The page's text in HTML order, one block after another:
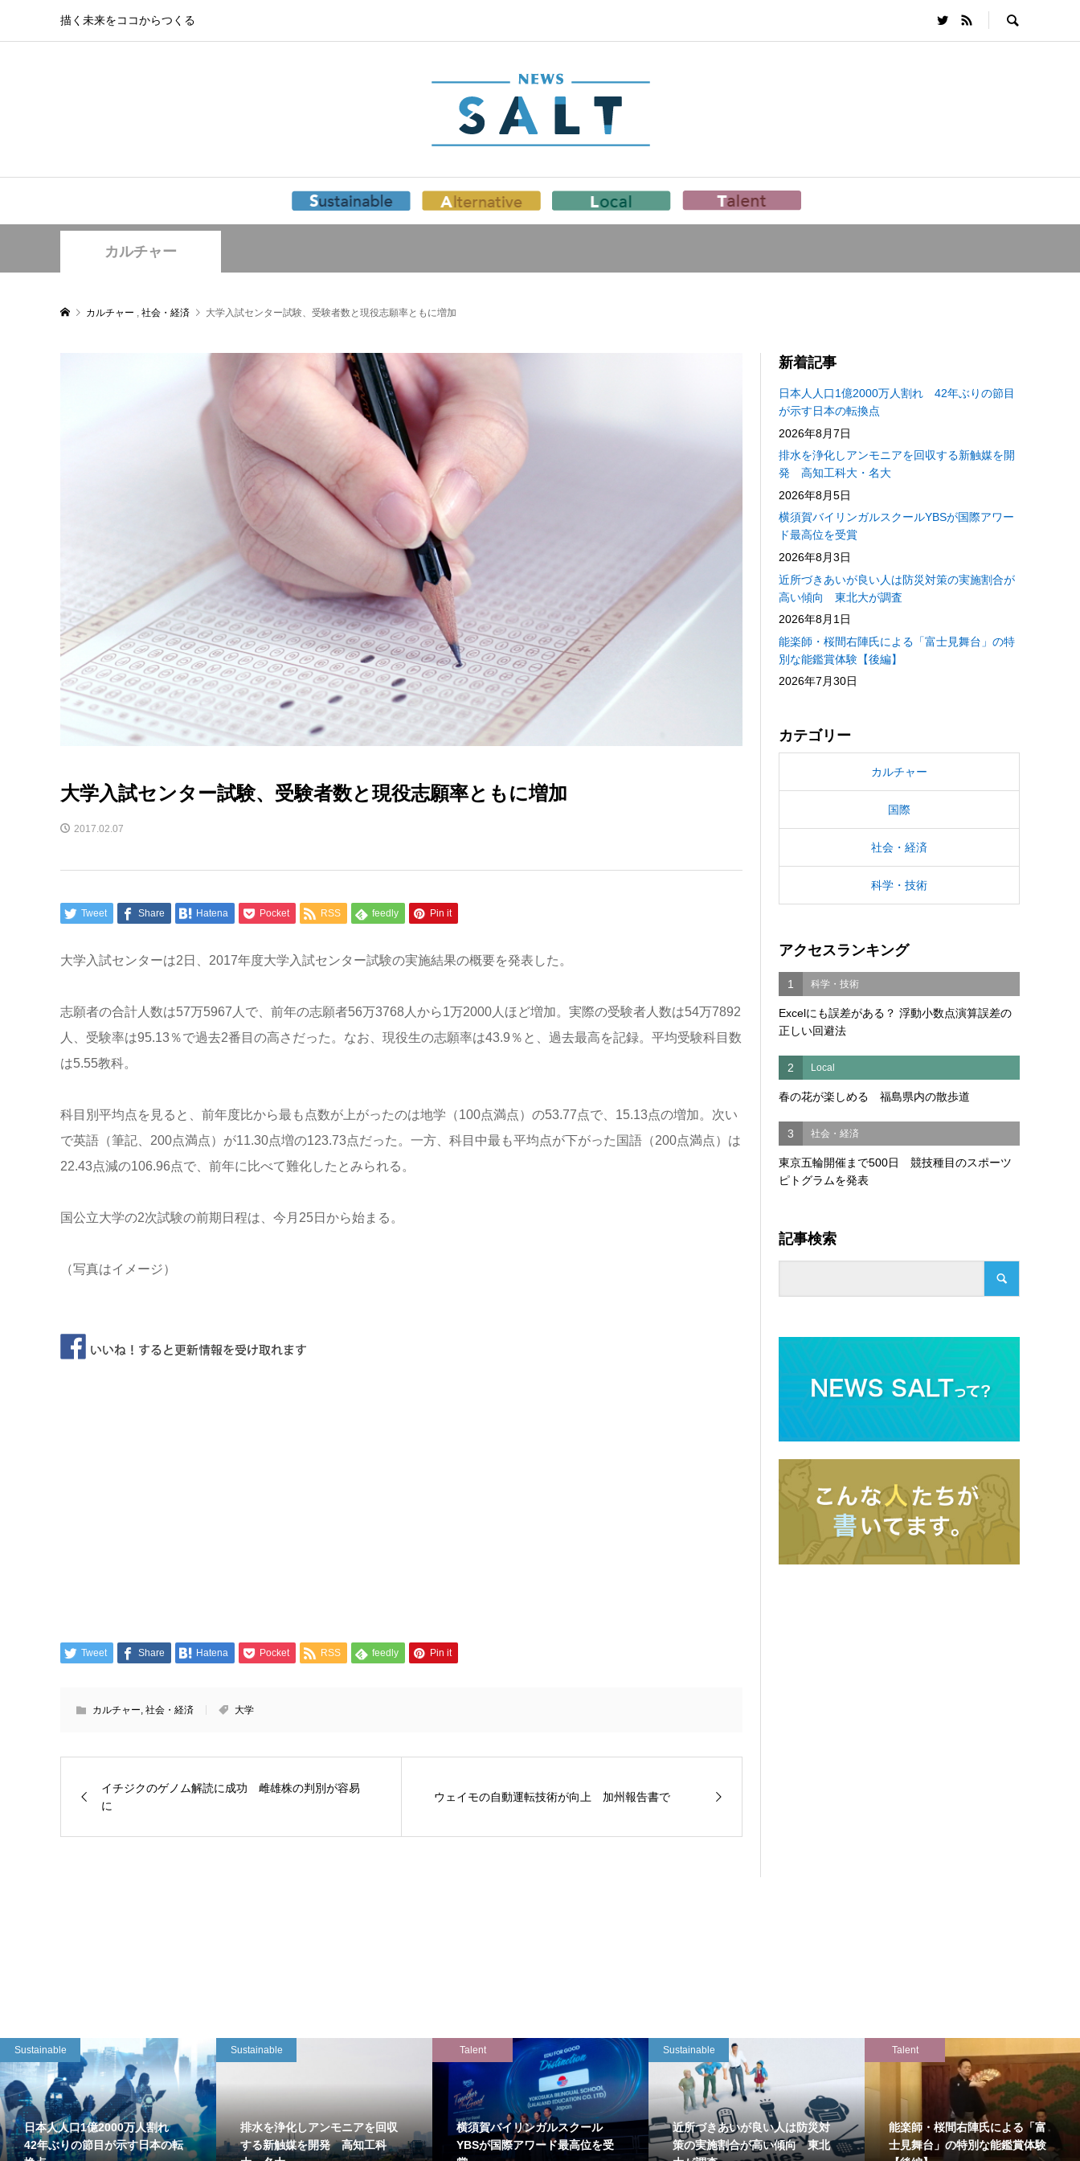
描く未来をココからつくる
カルチャー
カルチャー , 社会・経済 大学入試センター試験、受験者数と現役志願率ともに増加
大学入試センター試験、受験者数と現役志願率ともに増加
2017.02.07
Tweet Share Hatena Pocket RSS feedly Pin it
大学入試センターは2日、2017年度大学入試センター試験の実施結果の概要を発表した。
志願者の合計人数は57万5967人で、前年の志願者56万3768人から1万2000人ほど増加。実際の受験者人数は54万7892
人、受験率は95.13％で過去2番目の高さだった。なお、現役生の志願率は43.9％と、過去最高を記録。平均受験科目数
は5.55教科。
科目別平均点を見ると、前年度比から最も点数が上がったのは地学（100点満点）の53.77点で、15.13点の増加。次い
で英語（筆記、200点満点）が11.30点増の123.73点だった。一方、科目中最も平均点が下がった国語（200点満点）は
22.43点減の106.96点で、前年に比べて難化したとみられる。
国公立大学の2次試験の前期日程は、今月25日から始まる。
（写真はイメージ）
Tweet Share Hatena Pocket RSS feedly Pin it
カルチャー 社会・経済 大学
イチジクのゲノム解読に成功 雌雄株の判別が容易
に
ウェイモの自動運転技術が向上 加州報告書で
新着記事
日本人人口1億2000万人割れ 42年ぶりの節目
が示す日本の転換点
2026年8月7日
排水を浄化しアンモニアを回収する新触媒を開
発 高知工科大・名大
2026年8月5日
横須賀バイリンガルスクールYBSが国際アワー
ド最高位を受賞
2026年8月3日
近所づきあいが良い人は防災対策の実施割合が
高い傾向 東北大が調査
2026年8月1日
能楽師・桜間右陣氏による「富士見舞台」の特
別な能鑑賞体験【後編】
2026年7月30日
カテゴリー
カルチャー
国際
社会・経済
科学・技術
アクセスランキング
1 科学・技術
Excelにも誤差がある？ 浮動小数点演算誤差の
正しい回避法
2 Local
春の花が楽しめる 福島県内の散歩道
3 社会・経済
東京五輪開催まで500日 競技種目のスポーツ
ピトグラムを発表
記事検索
Sustainable
日本人人口1億2000万人割れ
42年ぶりの節目が示す日本の転
Sustainable
排水を浄化しアンモニアを回収
する新触媒を開発 高知工科
Talent
横須賀バイリンガルスクール
YBSが国際アワード最高位を受
Sustainable
近所づきあいが良い人は防災対
策の実施割合が高い傾向 東北
Talent
能楽師・桜間右陣氏による「富
士見舞台」の特別な能鑑賞体験